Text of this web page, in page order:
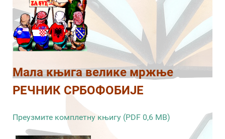
Мала књига велике мржње
РЕЧНИК СРБОФОБИЈЕ
Преузмите комплетну књигу (PDF 0,6 MB)